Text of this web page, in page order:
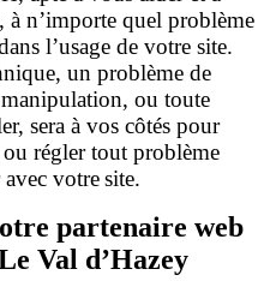
à n’importe quel problème
l’usage de votre site.
un problème de
ou toute
sera à vos côtés pour
régler tout problème
votresite.
partenaire web
Val d’Hazey